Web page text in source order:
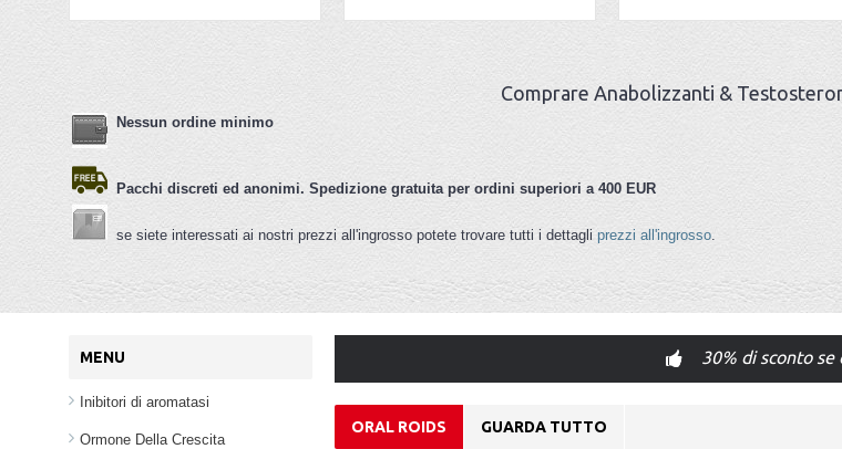
Comprare Anabolizzanti &
Nessun ordine minimo
Pacchi discreti ed anonimi. Spedizione gratuita per ordini superiori a 400 EUR
se siete interessati ai nostri prezzi all'ingrosso potete trovare tutti i dettagli prezzi all'ingrosso.
MENU
Inibitori di aromatasi
Ormone Della Crescita
30% di sconto se
ORAL ROIDS GUARDA TUTTO